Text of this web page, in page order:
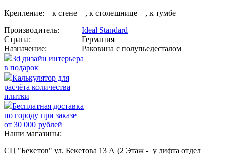
Крепление: к стене , к столешнице , к тумбе
Производитель:
Ideal Standard
Страна:
Германия
Назначение:
Раковина с полупьедесталом
3d дизайн интерьера
в подарок
Калькулятор для
расчёта количества
плитки
Бесплатная доставка
по городу при заказе
от 30 000 рублей
Наши магазины:
СЦ "Бекетов" ул. Бекетова 13 А (2 Этаж - у лифта отдел